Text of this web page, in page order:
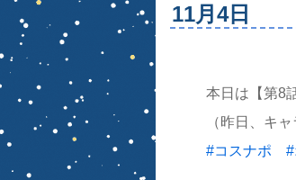
11月4日
本日は【第8
（昨日、キ
#コスナポ